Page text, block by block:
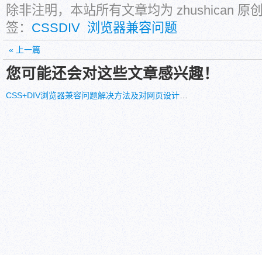
除非注明，本站所有文章均为 zhushican 原
签： CSSDIV 浏览器兼容问题
« 上一篇
您可能还会对这些文章感兴趣！